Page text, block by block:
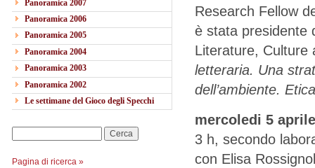
Panoramica 2007
Panoramica 2006
Panoramica 2005
Panoramica 2004
Panoramica 2003
Panoramica 2002
Le settimane del Gioco degli Specchi
Pagina di ricerca »
Research Fellow
è stata presidente
Literature, Culture
letteraria. Una
dell’ambiente.
mercoledi 5
3 h, secondo
con Elisa